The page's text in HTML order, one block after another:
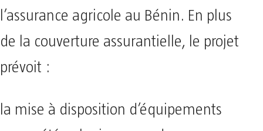
l’assurance agricole au Bénin. En plus
de la couverture assurantielle, le projet
prévoit :
la mise à disposition d’équipements